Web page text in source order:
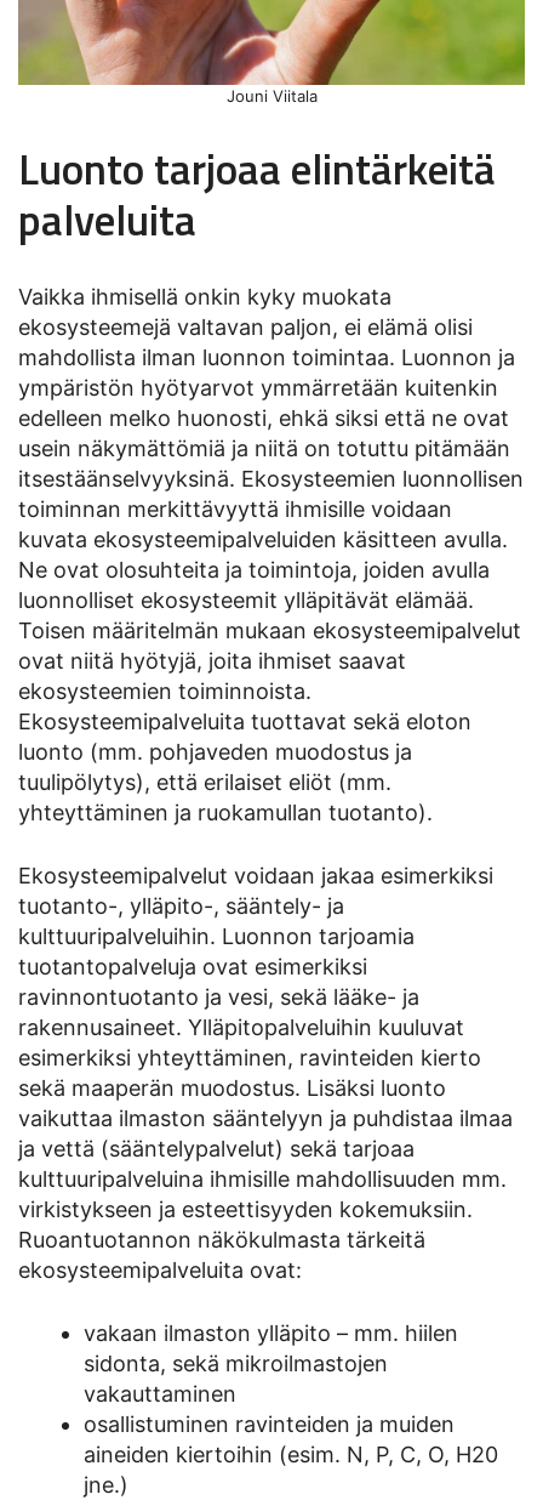
Jouni Viitala
Luonto tarjoaa elintärkeitä
palveluita
Vaikka ihmisellä onkin kyky muokata
ekosysteemejä valtavan paljon, ei elämä olisi
mahdollista ilman luonnon toimintaa. Luonnon ja
ympäristön hyötyarvot ymmärretään kuitenkin
edelleen melko huonosti, ehkä siksi että ne ovat
usein näkymättömiä ja niitä on totuttu pitämään
itsestäänselvyyksinä. Ekosysteemien luonnollisen
toiminnan merkittävyyttä ihmisille voidaan
kuvata ekosysteemipalveluiden käsitteen avulla.
Ne ovat olosuhteita ja toimintoja, joiden avulla
luonnolliset ekosysteemit ylläpitävät elämää.
Toisen määritelmän mukaan ekosysteemipalvelut
ovat niitä hyötyjä, joita ihmiset saavat
ekosysteemien toiminnoista.
Ekosysteemipalveluita tuottavat sekä eloton
luonto (mm. pohjaveden muodostus ja
tuulipölytys), että erilaiset eliöt (mm.
yhteyttäminen ja ruokamullan tuotanto).
Ekosysteemipalvelut voidaan jakaa esimerkiksi
tuotanto-, ylläpito-, sääntely- ja
kulttuuripalveluihin. Luonnon tarjoamia
tuotantopalveluja ovat esimerkiksi
ravinnontuotanto ja vesi, sekä lääke- ja
rakennusaineet. Ylläpitopalveluihin kuuluvat
esimerkiksi yhteyttäminen, ravinteiden kierto
sekä maaperän muodostus. Lisäksi luonto
vaikuttaa ilmaston sääntelyyn ja puhdistaa ilmaa
ja vettä (sääntelypalvelut) sekä tarjoaa
kulttuuripalveluina ihmisille mahdollisuuden mm.
virkistykseen ja esteettisyyden kokemuksiin.
Ruoantuotannon näkökulmasta tärkeitä
ekosysteemipalveluita ovat:
vakaan ilmaston ylläpito – mm. hiilen
sidonta, sekä mikroilmastojen
vakauttaminen
osallistuminen ravinteiden ja muiden
aineiden kiertoihin (esim. N, P, C, O, H20
jne.)